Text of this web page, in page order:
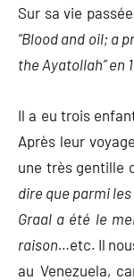
Sur sa vie
“Blood and oil; a
the Ayatollah” en
Il a eu trois
Après leur
une très gentille
dire que parmi
Graal a été le
raison…etc. Il
au Venezuela,